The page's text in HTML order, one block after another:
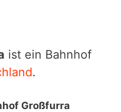
ist ein Bahnhof
.
Großfurra